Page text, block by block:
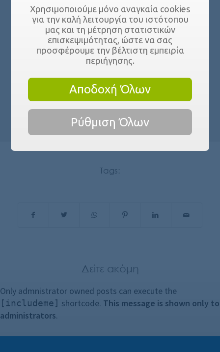
Με Ενδιαφέρει
Tags:
Δείτε ακόμη
Only admnistrator owned posts can execute the
[includeme] shortcode. This message is shown only to
administrators.
Χρησιμοποιούμε μόνο αναγκαία cookies
για την καλή λειτουργία του ιστότοπου
μας και τη μέτρηση στατιστικών
επισκεψιμότητας, ώστε να σας
προσφέρουμε την βέλτιστη εμπειρία
περιήγησης.
Αποδοχή Όλων
Ρύθμιση Όλων